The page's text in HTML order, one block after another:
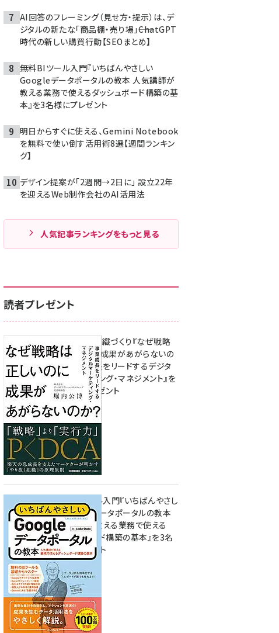
AI回答のフレーミング（見せ方・提示）は、デ
ジタルの新たな「商品棚・売り場」――ChatGPT
時代の新しい購買行動【SEOまとめ】
無料BIツール入門『いちばんやさしい
Googleデータポータルの教本 人気講師が
教える業務で使えるダッシュボード構築の基
本』を3名様にプレゼント
明日からすぐに使える、Gemini Notebook
を無料で使い倒す活用術8選【週間ランキン
グ】
デザイン提案が「2週間→2日に」 設立22年
を迎えるWeb制作会社のAI活用法
人気記事ランキングをもっと見る
読者プレゼント
成果を生む組織づくり『なぜ戦略
は正しいのに成果があがらないの
か？ 事業成長をリードするデジタ
ルマーケティング・マネジメント』を
3名様にプレゼント
8月7日 10:00
無料BIツール入門『いちばんやさし
いGoogleデータポータルの教本
人気講師が教える業務で使える
ダッシュボード構築の基本』を3名
様にプレゼント
7月31日 10:00